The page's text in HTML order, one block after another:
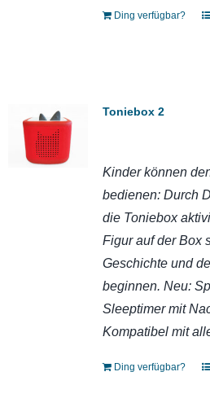
Ding verfügbar?
Toniebox 2
Kinder können
bedienen: Durch
die Toniebox
Figur auf der Box
Geschichte und
beginnen. Neu:
Sleeptimer mit
Kompatibel mit
Ding verfügbar?